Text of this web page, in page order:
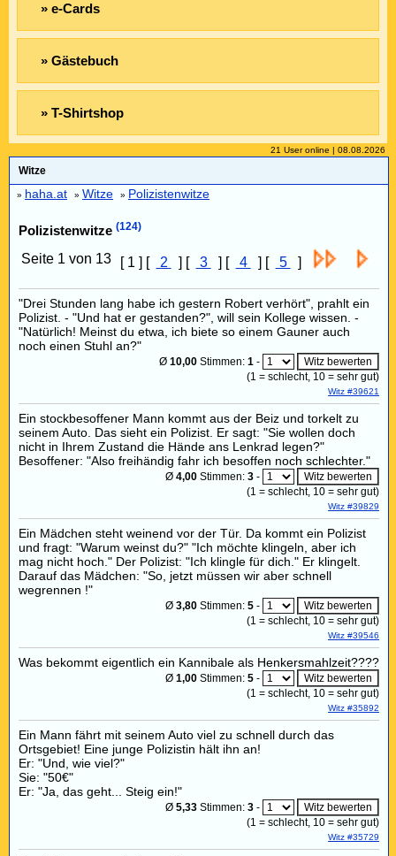
» e-Cards
» Gästebuch
» T-Shirtshop
21 User online | 08.08.2026
Witze
» haha.at » Witze » Polizistenwitze
Polizistenwitze (124)
Seite 1 von 13 [ 1 ] [ 2 ] [ 3 ] [ 4 ] [ 5 ]
"Drei Stunden lang habe ich gestern Robert verhört", prahlt ein
Polizist. - "Und hat er gestanden?", will sein Kollege wissen. -
"Natürlich! Meinst du etwa, ich biete so einem Gauner auch
noch einen Stuhl an?"
Ø 10,00 Stimmen: 1 -
(1 = schlecht, 10 = sehr gut)
Witz #39621
Ein stockbesoffener Mann kommt aus der Beiz und torkelt zu
seinem Auto. Das sieht ein Polizist. Er sagt: "Sie wollen doch
nicht in Ihrem Zustand die Hände ans Lenkrad legen?"
Besoffener: "Also freihändig fahr ich besoffen noch schlechter."
Ø 4,00 Stimmen: 3 -
(1 = schlecht, 10 = sehr gut)
Witz #39829
Ein Mädchen steht weinend vor der Tür. Da kommt ein Polizist
und fragt: "Warum weinst du?" "Ich möchte klingeln, aber ich
mag nicht hoch." Der Polizist: "Ich klingle für dich." Er klingelt.
Darauf das Mädchen: "So, jetzt müssen wir aber schnell
wegrennen !"
Ø 3,80 Stimmen: 5 -
(1 = schlecht, 10 = sehr gut)
Witz #39546
Was bekommt eigentlich ein Kannibale als Henkersmahlzeit????
Ø 1,00 Stimmen: 5 -
(1 = schlecht, 10 = sehr gut)
Witz #35892
Ein Mann fährt mit seinem Auto viel zu schnell durch das
Ortsgebiet! Eine junge Polizistin hält ihn an!
Er: "Und, wie viel?"
Sie: "50€"
Er: "Ja, das geht... Steig ein!"
Ø 5,33 Stimmen: 3 -
(1 = schlecht, 10 = sehr gut)
Witz #35729